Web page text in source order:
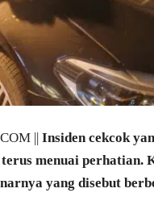
|| Insiden cekcok
menuai
yang disebut